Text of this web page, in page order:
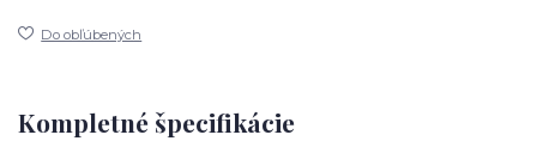
Do obľúbených
Kompletné špecifikácie